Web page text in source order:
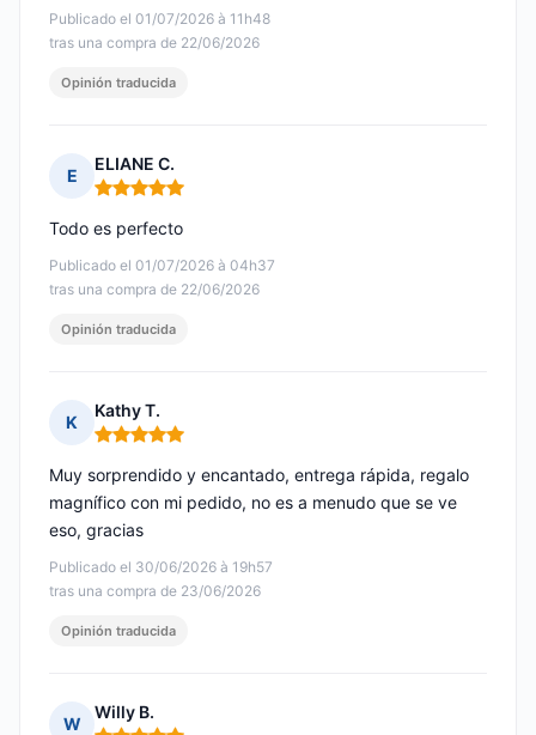
Publicado el 01/07/2026 à 11h48
tras una compra de 22/06/2026
Opinión traducida
E
ELIANE C.
Nota: 5 de 5
Publicado el 01/07/2026 à 04h37
tras una compra de 22/06/2026
Todo es perfecto
Opinión traducida
K
Kathy T.
Nota: 5 de 5
Publicado el 30/06/2026 à 19h57
tras una compra de 23/06/2026
Muy sorprendido y encantado, entrega rápida, regalo
magnífico con mi pedido, no es a menudo que se ve
eso, gracias
Opinión traducida
W
Willy B.